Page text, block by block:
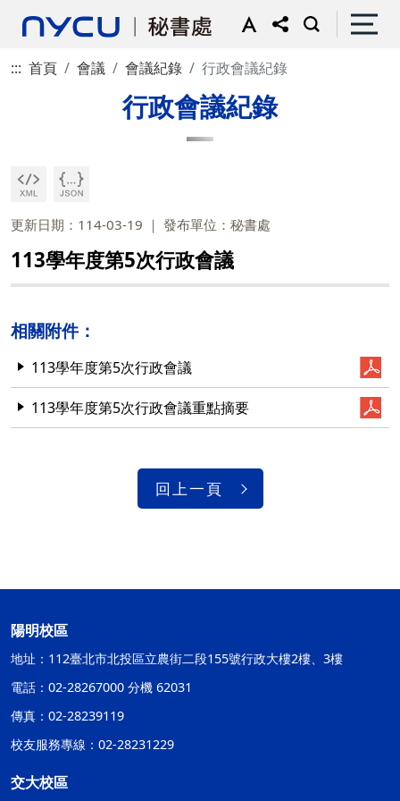
::: 首頁 會議 會議紀錄 行政會議紀錄
行政會議紀錄
更新日期：114-03-19 發布單位：秘書處
113學年度第5次行政會議
相關附件：
113學年度第5次行政會議
113學年度第5次行政會議重點摘要
回上一頁
陽明校區
地址：112臺北市北投區立農街二段155號行政大樓2樓、3樓
電話：02-28267000 分機 62031
傳真：02-28239119
校友服務專線：02-28231229
交大校區